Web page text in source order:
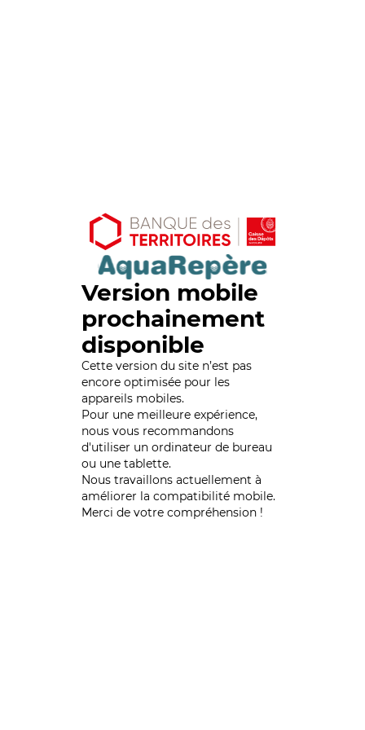
Version mobile
prochainement
disponible
Cette version du site n’est pas
encore optimisée pour les
appareils mobiles.
Pour une meilleure expérience,
nous vous recommandons
d'utiliser un ordinateur de bureau
ou une tablette.
Nous travaillons actuellement à
améliorer la compatibilité mobile.
Merci de votre compréhension !